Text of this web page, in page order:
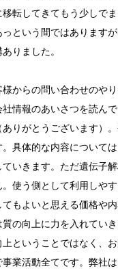
転してきてもう少しで
っという間ではあります
りました。
からの問い合わせのや
情報のあいさつを読ん
りがとうございます）
具体的な内容について
いきます。ただ遺伝子
使う側として利用しや
もよいと思える価格や
質の向上に力を入れてい
ということではなく、
業活動全てです。弊社